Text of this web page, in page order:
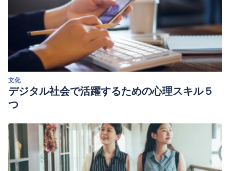
文化
デジタル社会で活躍するための心理スキル５
つ